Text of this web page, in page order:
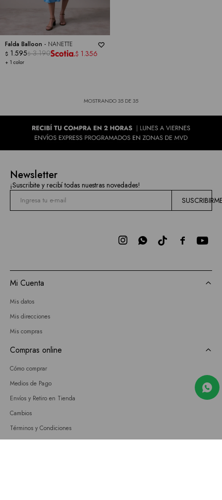
Falda Balloon - NANETTE
+ 1 color
$ 1.595$ 3.190 $ 1.356
MOSTRANDO35 DE35
Newsletter
¡Suscribite y recibí todas nuestras novedades!

 
Mi Cuenta
Mis datos
Mis direcciones
Mis compras
Compras online
Cómo comprar
Medios de Pago
Envíos y Retiro en Tienda
Cambios
Términos y Condiciones